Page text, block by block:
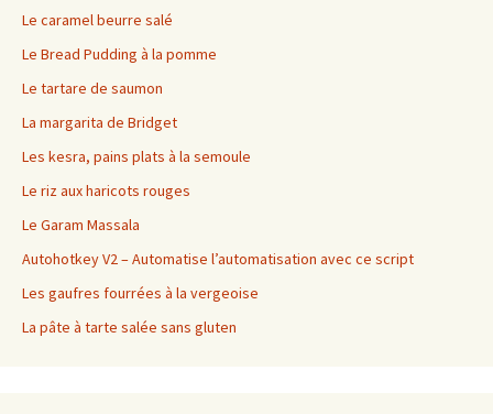
Le caramel beurre salé
Le Bread Pudding à la pomme
Le tartare de saumon
La margarita de Bridget
Les kesra, pains plats à la semoule
Le riz aux haricots rouges
Le Garam Massala
Autohotkey V2 – Automatise l’automatisation avec ce script
Les gaufres fourrées à la vergeoise
La pâte à tarte salée sans gluten